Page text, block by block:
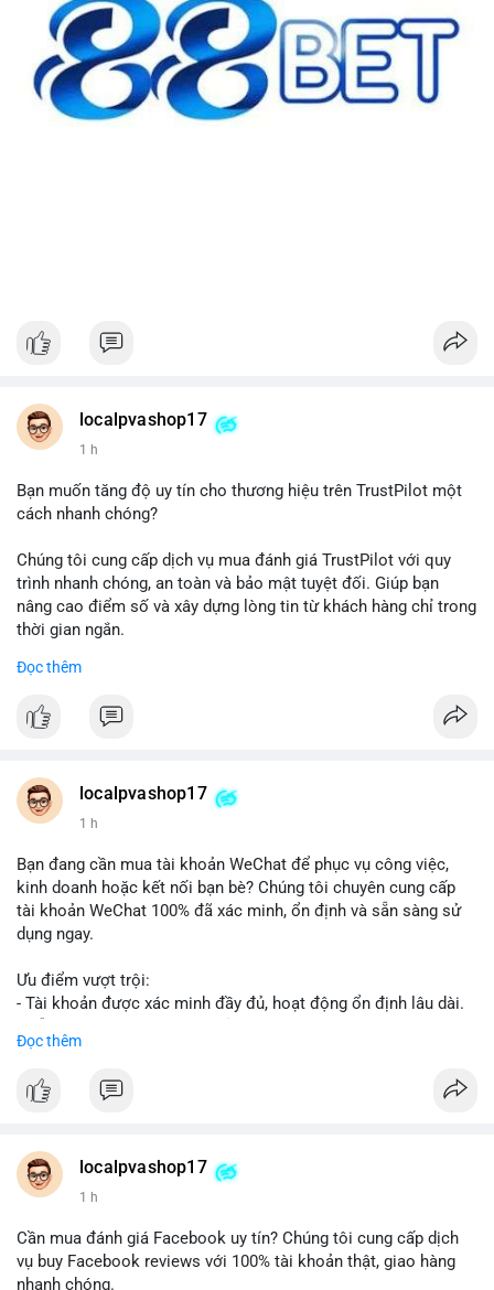
localpvashop17
1 h
Bạn muốn tăng độ uy tín cho thương hiệu trên TrustPilot một
cách nhanh chóng?
Chúng tôi cung cấp dịch vụ mua đánh giá TrustPilot với quy
trình nhanh chóng, an toàn và bảo mật tuyệt đối. Giúp bạn
nâng cao điểm số và xây dựng lòng tin từ khách hàng chỉ trong
thời gian ngắn.
Đặt hàng ngay hôm nay để nhận ưu đãi:
👉 Order tại: localpvashop
👉 Telegram: @localpvashop
👉 Email: localpvashop@gmail.com
Đừng bỏ lỡ cơ hội cải thiện danh tiếng trực tuyến của bạn một
cách hiệu quả!
Đọc thêm
localpvashop17
1 h
Bạn đang cần mua tài khoản WeChat để phục vụ công việc,
kinh doanh hoặc kết nối bạn bè? Chúng tôi chuyên cung cấp
tài khoản WeChat 100% đã xác minh, ổn định và sẵn sàng sử
dụng ngay.
Ưu điểm vượt trội:
- Tài khoản được xác minh đầy đủ, hoạt động ổn định lâu dài.
- Giao dịch an toàn, bảo mật thông tin.
Đặt hàng ngay hôm nay để nhận ưu đãi tốt nhất!
- WhatsApp: +1 (66
215-8938
- Telegram: @localpvashop
Đừng bỏ lỡ cơ hội sở hữu tài khoản WeChat chất lượng với giá
tốt. Liên hệ ngay!
Đọc thêm
localpvashop17
1 h
Cần mua đánh giá Facebook uy tín? Chúng tôi cung cấp dịch
vụ buy Facebook reviews với 100% tài khoản thật, giao hàng
nhanh chóng.